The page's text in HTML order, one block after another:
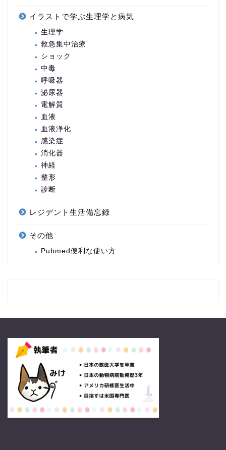
イラストで学ぶ生理学と病気
生理学
救急集中治療
ショック
中毒
呼吸器
泌尿器
電解質
血液
血液浄化
感染症
消化器
神経
整形
診断
レジデント生活備忘録
その他
Pubmed便利な使い方